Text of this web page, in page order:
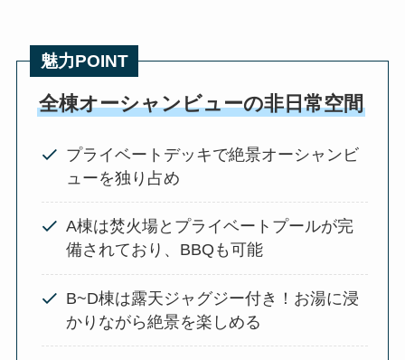
魅力POINT
全棟オーシャンビューの非日常空間
プライベートデッキで絶景オーシャンビ
ューを独り占め
A棟は焚火場とプライベートプールが完
備されており、BBQも可能
B~D棟は露天ジャグジー付き！お湯に浸
かりながら絶景を楽しめる